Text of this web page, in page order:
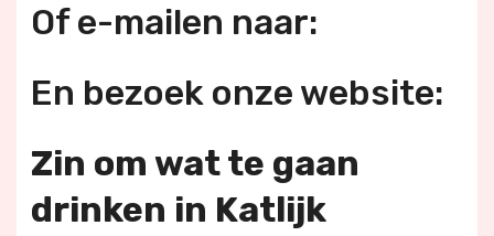
Of e-mailen naar:
En bezoek onze website:
Zin om wat te gaan
drinken in Katlijk